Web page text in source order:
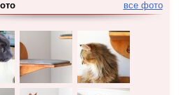
все фото